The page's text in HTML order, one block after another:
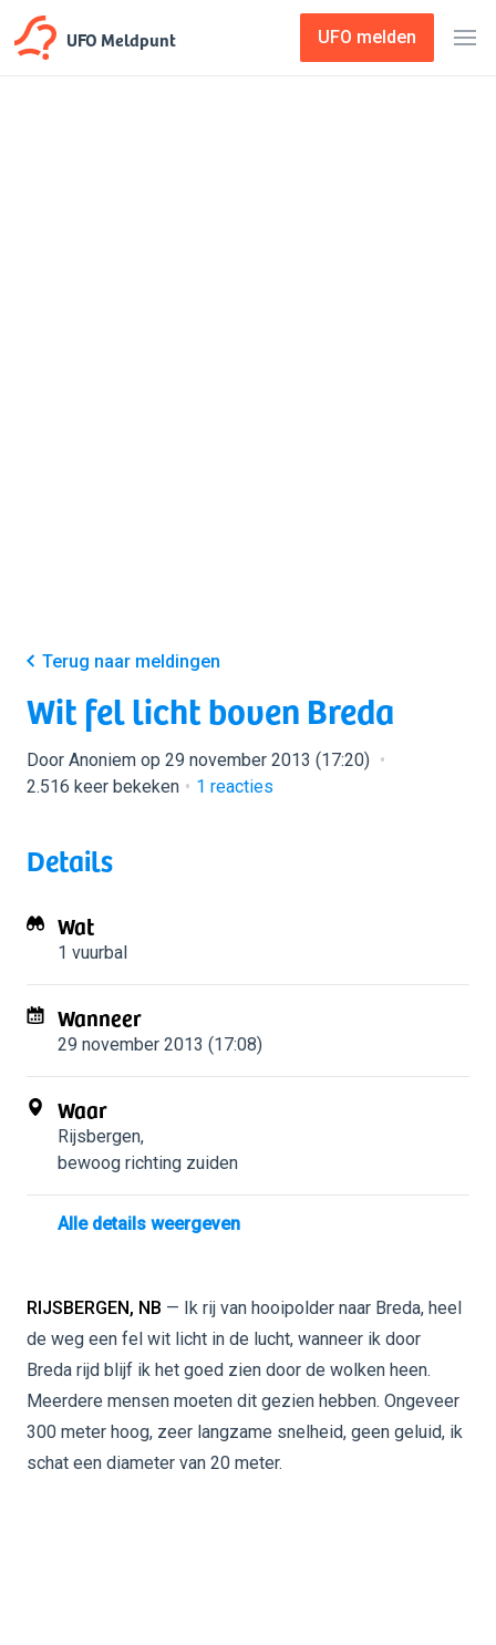
UFO Meldpunt UFO melden
Terug naar meldingen
Wit fel licht boven Breda
Door Anoniem op 29 november 2013 (17:20)
2.516 keer bekeken
1 reacties
Details
Wat
1 vuurbal
Wanneer
29 november 2013 (17:08)
Waar
Rijsbergen,
bewoog richting zuiden
Alle details weergeven
RIJSBERGEN, NB — Ik rij van hooipolder naar Breda, heel
de weg een fel wit licht in de lucht, wanneer ik door
Breda rijd blijf ik het goed zien door de wolken heen.
Meerdere mensen moeten dit gezien hebben. Ongeveer
300 meter hoog, zeer langzame snelheid, geen geluid, ik
schat een diameter van 20 meter.